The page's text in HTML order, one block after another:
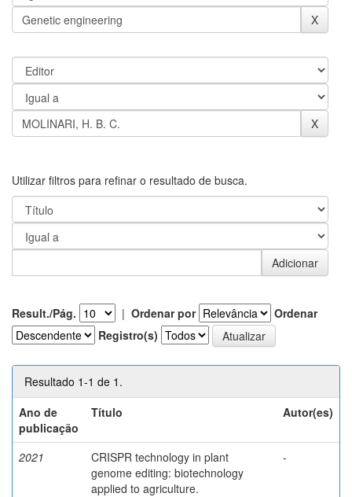
Utilizar filtros para refinar o resultado de busca.
Result./Pág. | Ordenar por
Ordenar
Registro(s)
Resultado 1-1 de 1.
Ano de
publicação
Título Autor(es)
2021
CRISPR technology in plant
genome editing: biotechnology
applied to agriculture.
-